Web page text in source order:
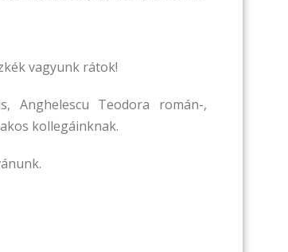
vagyunk rátok!
Anghelescu Teodora román-,
kollegáinknak.